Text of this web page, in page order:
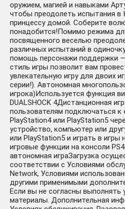
оружием, магией и навыками
чтобы преодолеть испытания в
принцессу домой. Соберите
понадобится!Помимо режима
посвященного веселью
различных испытаний в
помощь персонажи поддержки
стиль игры позволит вам
увлекательную игру для двоих
серии!). Автономная
игрока)Используется функция
DUALSHOCK 4Дистанционная
пользователям подключаться к
PlayStation4 или PlayStation5
устройство, компьютер или
или PlayStation5 и играть в игры
игровые функции на консоли
автономная играЗагрузка
соответствии с Условиями
Network, Условиями
другими применимыми
Если вы не согласны выполнять
материалы. Дополнительная